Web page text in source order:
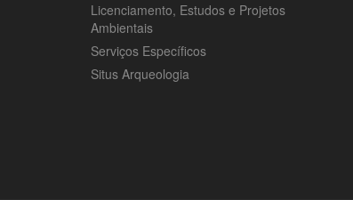
Licenciamento, Estudos e Projetos
Ambientais
Serviços Específicos
Situs Arqueologia